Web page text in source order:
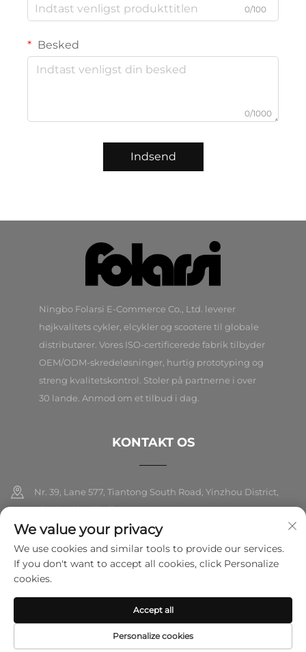
0/100
Besked
0/1000
Indsend
Ningbo Folarsi E-Commerce Co., Ltd. leverer
højkvalitets cykler, elcykler og scootere til globale
distributører. Vores ISO-certificerede fabrik tilbyder
OEM/ODM-skredeløsninger, hurtig prototyping og
streng kvalitetskontrol. Stoler på partnerne i over
30 lande. Anmod om et tilbud i dag.
KONTAKT OS
Nr. 39, Lane 577, Tiantong South Road, Yinzhou District,
Ningbo City, Zhejiang
+86-18989326021
[email protected]
Copyright © 2026 Ningbo Folarsi E-Commerce Co., Ltd. Alle
rettigheder forbeholdes. Privatlivspolitik
We value your privacy
We use cookies and similar tools to provide our services.
If you don't want to accept all cookies, click Personalize
cookies.
Personalize cookies
Accept all